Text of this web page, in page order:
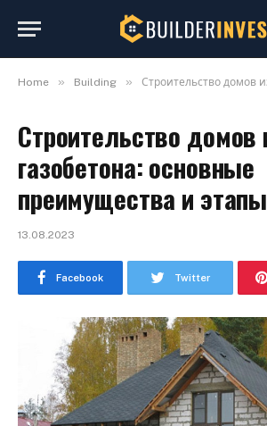
Home » Building » Строительство домов из
Строительство домов
газобетона: основные
преимущества и этапы
13.08.2023
Facebook Twitter